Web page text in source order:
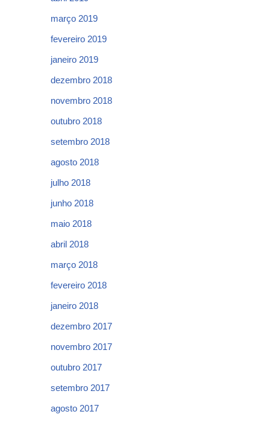
março 2019
fevereiro 2019
janeiro 2019
dezembro 2018
novembro 2018
outubro 2018
setembro 2018
agosto 2018
julho 2018
junho 2018
maio 2018
abril 2018
março 2018
fevereiro 2018
janeiro 2018
dezembro 2017
novembro 2017
outubro 2017
setembro 2017
agosto 2017